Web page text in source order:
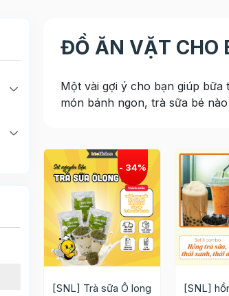
ĐỒ ĂN VẶT CHO
Một vài gợi ý cho bạn giúp bữa
món bánh ngon, trà sữa bé
[SNL] Trà sữa Ô long
[SNL]